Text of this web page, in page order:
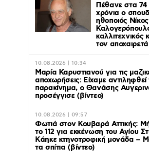
Πέθανε στα 74
χρόνια ο
ηθοποιός Νίκος
καλλιτεχνικός
τον αποχαιρετά
10.08.2026 | 10:34
Μαρία Καρυστιανού για τις
αποχωρήσεις: Είχαμε αντιληφθεί
παρακίνημα, ο Θανάσης
προσέγγισε (βίντεο)
10.08.2026 | 09:57
Φωτιά στον Κουβαρά Αττικής:
το 112 για εκκένωση του Αγίου
Kάηκε κτηνοτροφική μονάδα –
τα σπίτια (βίντεο)